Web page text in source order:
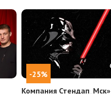
-25%
Компания Стендап_Мск»